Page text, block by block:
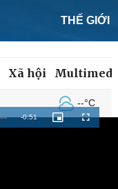
THẾ GIỚI
Xã hội
--°C
Remaining
-0:51
Picture-
in-
Fullscreen